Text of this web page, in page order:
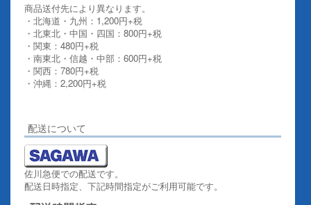
商品送付先により異なります。
・北海道・九州：1,200円+税
・北東北・中国・四国：800円+税
・関東：480円+税
・南東北・信越・中部：600円+税
・関西：780円+税
・沖縄：2,200円+税
配送について
佐川急便での配送です。
配送日時指定、下記時間指定がご利用可能です。